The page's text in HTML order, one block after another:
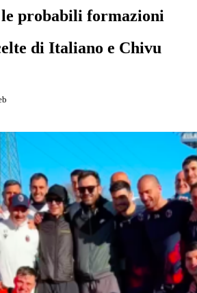
probabili formazioni
di Italiano e Chivu